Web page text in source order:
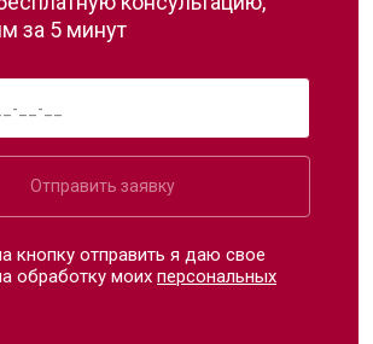
за 5 минут
Отправить заявку
кнопку отправить я даю свое
обработку моихперсональных